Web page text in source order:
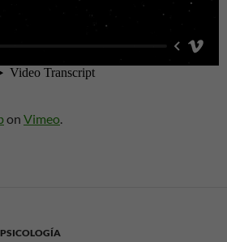
on Vimeo.
PSICOLOGÍA